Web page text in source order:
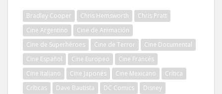
Bradley Cooper Chris Hemsworth
Chris Pratt
Cine Argentino
Cine de Animación
Cine de Superhéroes
Cine de Terror
Cine Documental
Cine Español
Cine Europeo
Cine Francés
Cine Italiano
Cine Japonés Cine Mexicano
Crítica
Críticas
Dave Bautista DC Comics
Disney